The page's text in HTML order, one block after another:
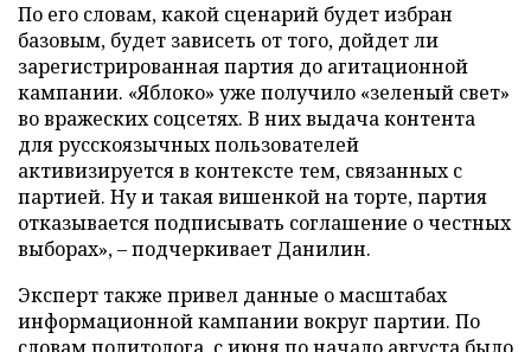
По его словам, какой сценарий будет избран
базовым, будет зависеть от того, дойдет ли
зарегистрированная партия до агитационной
кампании. «Яблоко» уже получило «зеленый свет»
во вражеских соцсетях. В них выдача контента
для русскоязычных пользователей
активизируется в контексте тем, связанных с
партией. Ну и такая вишенкой на торте, партия
отказывается подписывать соглашение о честных
выборах», – подчеркивает Данилин.
Эксперт также привел данные о масштабах
информационной кампании вокруг партии. По